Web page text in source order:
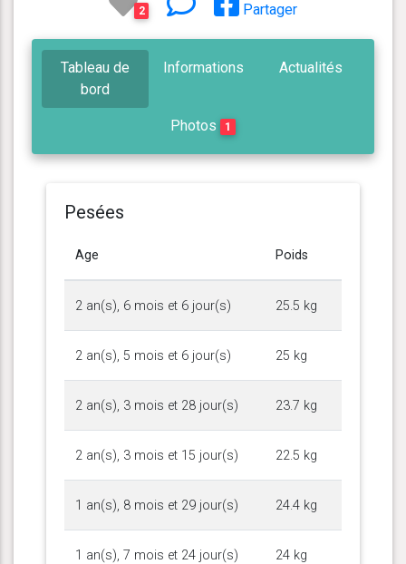
2 Partager
Tableau de
bord
Informations Actualités
Photos 1
Pesées
Age Poids
2 an(s), 6 mois et 6 jour(s) 25.5 kg
2 an(s), 5 mois et 6 jour(s) 25 kg
2 an(s), 3 mois et 28 jour(s) 23.7 kg
2 an(s), 3 mois et 15 jour(s) 22.5 kg
1 an(s), 8 mois et 29 jour(s) 24.4 kg
1 an(s), 7 mois et 24 jour(s) 24 kg